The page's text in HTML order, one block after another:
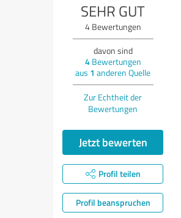
SEHR GUT
4Bewertungen
davon sind
4Bewertungen
aus 1 anderen Quelle
Zur Echtheit der
Bewertungen
Jetzt bewerten
Profil teilen
Profil beanspruchen